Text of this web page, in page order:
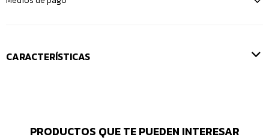
CARACTERÍSTICAS
PRODUCTOS QUE TE PUEDEN INTERESAR